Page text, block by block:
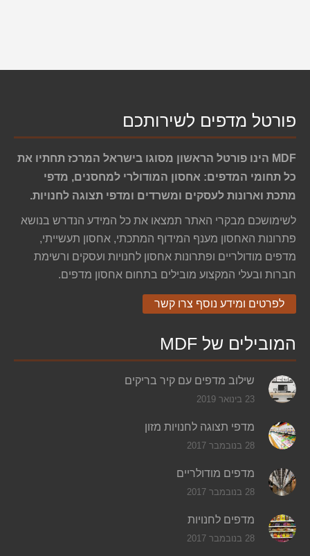
פורטל מדפים לשירותכם
MDF הינו פורטל הראשון מסוגו בישראל המרכז תחתיו את
כל תחומי המדפים: אחסון המודולרי למחסנים, מדפי
מתכת וארונות לעסקים ומשרדים ומדפי תצוגה לחנויות.
לשימושכם מבקרי האתר תמצאו את כל המידע הנדרש בנושא
פתרונות האחסון מענף המידוף המתכתי, אחסון תעשייתי,
מדפים מודולריים ופתרונות אחסון לחנויות ועסקים ורשימת
חברות ובעלי המקצוע מובילים בתחום אחסון מדפים.
לפרטים ומידע נוסף צרו קשר
המובילים של MDF
שילוב מדפים עם קיר בריקים
23 בינואר 2019
מדפי תצוגה לחנויות מזון
28 בנובמבר 2017
מדפים מודולריים
28 בנובמבר 2017
מדפים לחנויות
28 בנובמבר 2017